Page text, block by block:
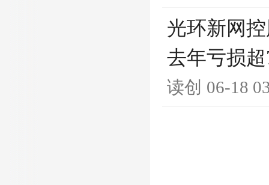
光环新网
去年亏损
读创 06-18